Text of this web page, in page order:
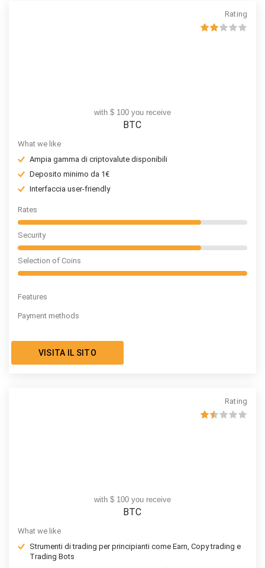
Rating
with $ 100 you receive
BTC
What we like
Ampia gamma di criptovalute disponibili
Deposito minimo da 1€
Interfaccia user-friendly
Rates
Security
Selection of Coins
Features
Payment methods
VISITA IL SITO
Rating
with $ 100 you receive
BTC
What we like
Strumenti di trading per principianti come Earn, Copy trading e
Trading Bots